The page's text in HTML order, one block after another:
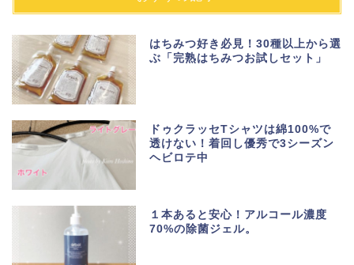
はちみつ好き必見！30種以上から選
ぶ「完熟はちみつお試しセット」
ドゥクラッセTシャツは綿100%で
透けない！着回し優秀で3シーズン
ヘビロテ中
１本あると安心！アルコール濃度
70%の除菌ジェル。